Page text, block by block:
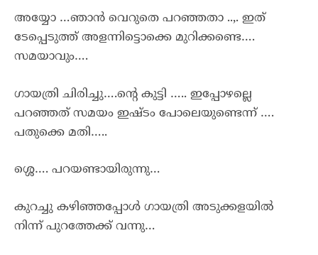
അയ്യോ …ഞാൻ വെറുതെ പറഞ്ഞതാ ..,. ഇത്
ടേപ്പെടുത്ത് അളന്നിട്ടൊക്കെ മുറിക്കണ്ടെ….
സമയാവും….
ഗായത്രി ചിരിച്ചു….ന്റെ കുട്ടി ….. ഇപ്പോഴല്ലെ
പറഞ്ഞത് സമയം ഇഷ്ടം പോലെയുണ്ടെന്ന് ….
പതുക്കെ മതി…..
ശ്ശെ…. പറയണ്ടായിരുന്നു…
കുറച്ചു കഴിഞ്ഞപ്പോൾ ഗായത്രി അടുക്കളയിൽ
നിന്ന് പുറത്തേക്ക് വന്നു…